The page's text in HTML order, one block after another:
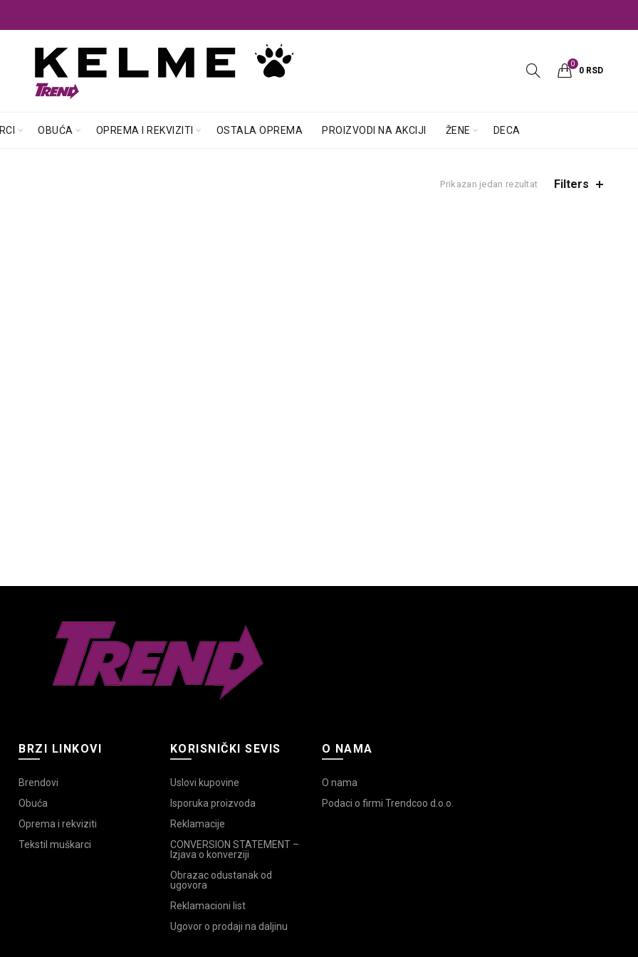
0
0 RSD
OBUĆA OPREMA I REKVIZITI OSTALA OPREMA PROIZVODI NA AKCIJI ŽENE DECA
Prikazan jedan rezultat Filters
BRZI LINKOVI
Brendovi
Obuća
Oprema i rekviziti
Tekstil muškarci
KORISNIČKI SEVIS
Uslovi kupovine
Isporuka proizvoda
Reklamacije
CONVERSION STATEMENT –
Izjava o konverziji
Obrazac odustanak od
ugovora
Reklamacioni list
Ugovor o prodaji na daljinu
O NAMA
O nama
Podaci o firmi Trendcoo d.o.o.